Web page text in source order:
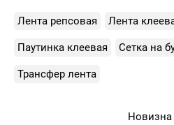
Лента репсовая Лента
Паутинка клеевая Сетка на
Трансфер лента
Новизна